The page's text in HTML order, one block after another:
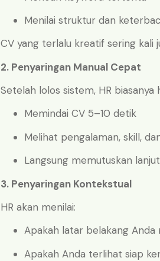
Menilai struktur dan
CV yang terlalu kreatif sering kali
2. Penyaringan Manual Cepat
Setelah lolos sistem, HR biasanya
Memindai CV 5–10 detik
Melihat pengalaman, skill,
Langsung memutuskan
3. Penyaringan Kontekstual
HR akan menilai:
Apakah latar belakang Anda
Apakah Anda terlihat siap